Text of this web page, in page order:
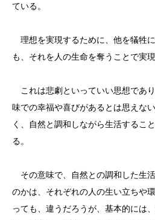
ている。
理想を実現するために、他を犠牲
も、それを人の生命を奪うことで実
これは悲劇といっていい思想であ
味での幸福や喜びがあるとは思えな
く、自然と調和しながら生活するこ
る。
その意味で、自然との調和した生
のかは、それぞれの人の生い立ちや
っても、違うだろうが、基本的には